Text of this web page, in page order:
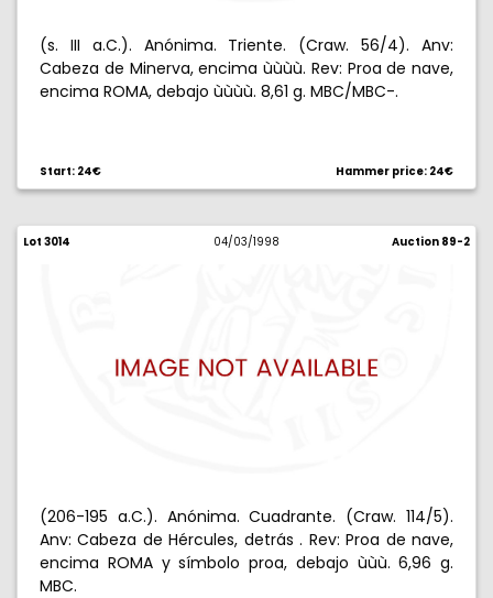
(s. III a.C.). Anónima. Triente. (Craw. 56/4). Anv:
Cabeza de Minerva, encima ùùùù. Rev: Proa de nave,
encima ROMA, debajo ùùùù. 8,61 g. MBC/MBC-.
Start: 24€ Hammer price: 24€
Lot 3014 04/03/1998 Auction 89-2
(206-195 a.C.). Anónima. Cuadrante. (Craw. 114/5).
Anv: Cabeza de Hércules, detrás . Rev: Proa de nave,
encima ROMA y símbolo proa, debajo ùùù. 6,96 g.
MBC.